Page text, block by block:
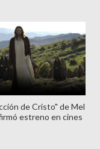
de Cristo" de Mel
estreno en cines